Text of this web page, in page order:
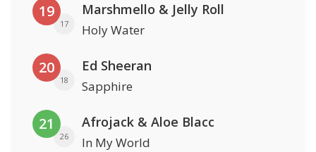
19
17
Marshmello & Jelly Roll
Holy Water
20
18
Ed Sheeran
Sapphire
21
26
Afrojack & Aloe Blacc
In My World